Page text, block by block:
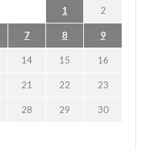
1 2
7 8 9
14 15 16
21 22 23
28 29 30